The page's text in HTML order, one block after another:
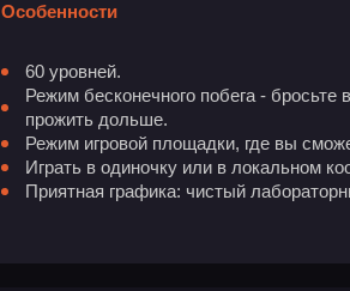
Особенности
60 уровней.
Режим бесконечного побега -
прожить дольше.
Режим игровой площадки, где вы
Играть в одиночку или в локальном
Приятная графика: чистый